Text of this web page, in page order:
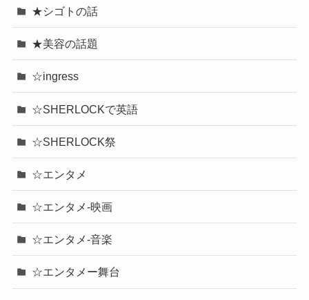
★シゴトの話
★美容の話題
☆ingress
☆SHERLOCKで英語
☆SHERLOCK祭
☆エンタメ
☆エンタメ-映画
☆エンタメ-音楽
☆エンタメー舞台